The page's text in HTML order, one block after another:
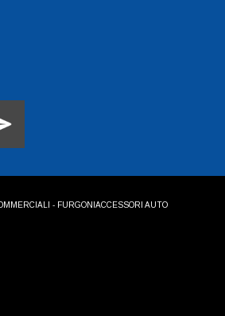
- FURGONI ACCESSORI AUTO